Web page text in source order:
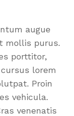
augue
mollis purus.
porttitor,
lorem
Proin
vehicula.
venenatis